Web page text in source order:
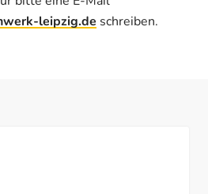
leipzig.de schreiben.